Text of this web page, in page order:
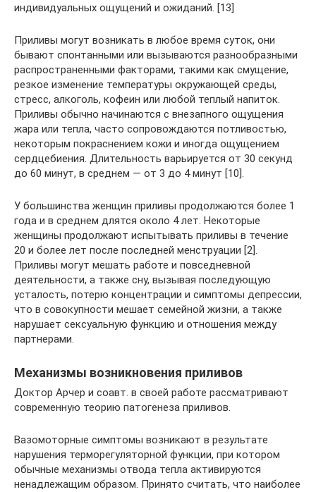
индивидуальных ощущений и ожиданий. [13]
Приливы могут возникать в любое время суток, они
бывают спонтанными или вызываются разнообразными
распространенными факторами, такими как смущение,
резкое изменение температуры окружающей среды,
стресс, алкоголь, кофеин или любой теплый напиток.
Приливы обычно начинаются с внезапного ощущения
жара или тепла, часто сопровождаются потливостью,
некоторым покраснением кожи и иногда ощущением
сердцебиения. Длительность варьируется от 30 секунд
до 60 минут, в среднем — от 3 до 4 минут [10].
У большинства женщин приливы продолжаются более 1
года и в среднем длятся около 4 лет. Некоторые
женщины продолжают испытывать приливы в течение
20 и более лет после последней менструации [2].
Приливы могут мешать работе и повседневной
деятельности, а также сну, вызывая последующую
усталость, потерю концентрации и симптомы депрессии,
что в совокупности мешает семейной жизни, а также
нарушает сексуальную функцию и отношения между
партнерами.
Механизмы возникновения приливов
Доктор Арчер и соавт. в своей работе рассматривают
современную теорию патогенеза приливов.
Вазомоторные симптомы возникают в результате
нарушения терморегуляторной функции, при котором
обычные механизмы отвода тепла активируются
ненадлежащим образом. Принято считать, что наиболее